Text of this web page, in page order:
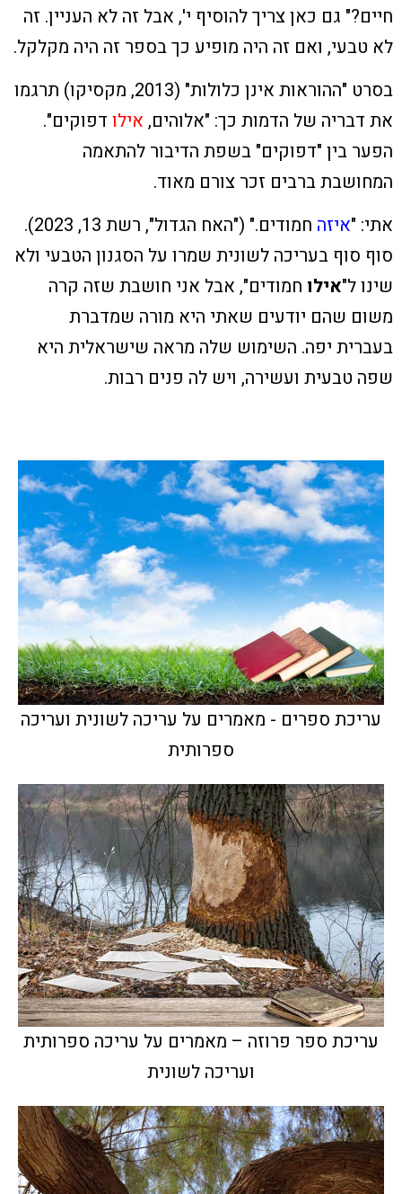
חיים?" גם כאן צריך להוסיף י', אבל זה לא העניין. זה
לא טבעי, ואם זה היה מופיע כך בספר זה היה מקלקל.
בסרט "ההוראות אינן כלולות" (2013, מקסיקו) תרגמו
את דבריה של הדמות כך: "אלוהים, אילו דפוקים".
הפער בין "דפוקים" בשפת הדיבור להתאמה
המחושבת ברבים זכר צורם מאוד.
אתי: "איזה
חמודים." ("האח הגדול", רשת 13, 2023).
סוף סוף בעריכה לשונית שמרו על הסגנון הטבעי ולא
שינו ל"אילו חמודים", אבל אני חושבת שזה קרה
משום שהם יודעים שאתי היא מורה שמדברת
בעברית יפה. השימוש שלה מראה שישראלית היא
שפה טבעית ועשירה, ויש לה פנים רבות.
עריכת ספרים - מאמרים על עריכה לשונית ועריכה
ספרותית
עריכת ספר פרוזה – מאמרים על עריכה ספרותית
ועריכה לשונית